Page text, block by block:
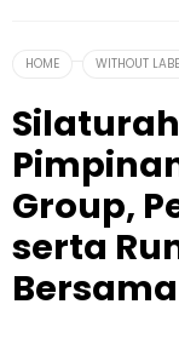
HOME WITHOUT
Group,
serta
Bersama